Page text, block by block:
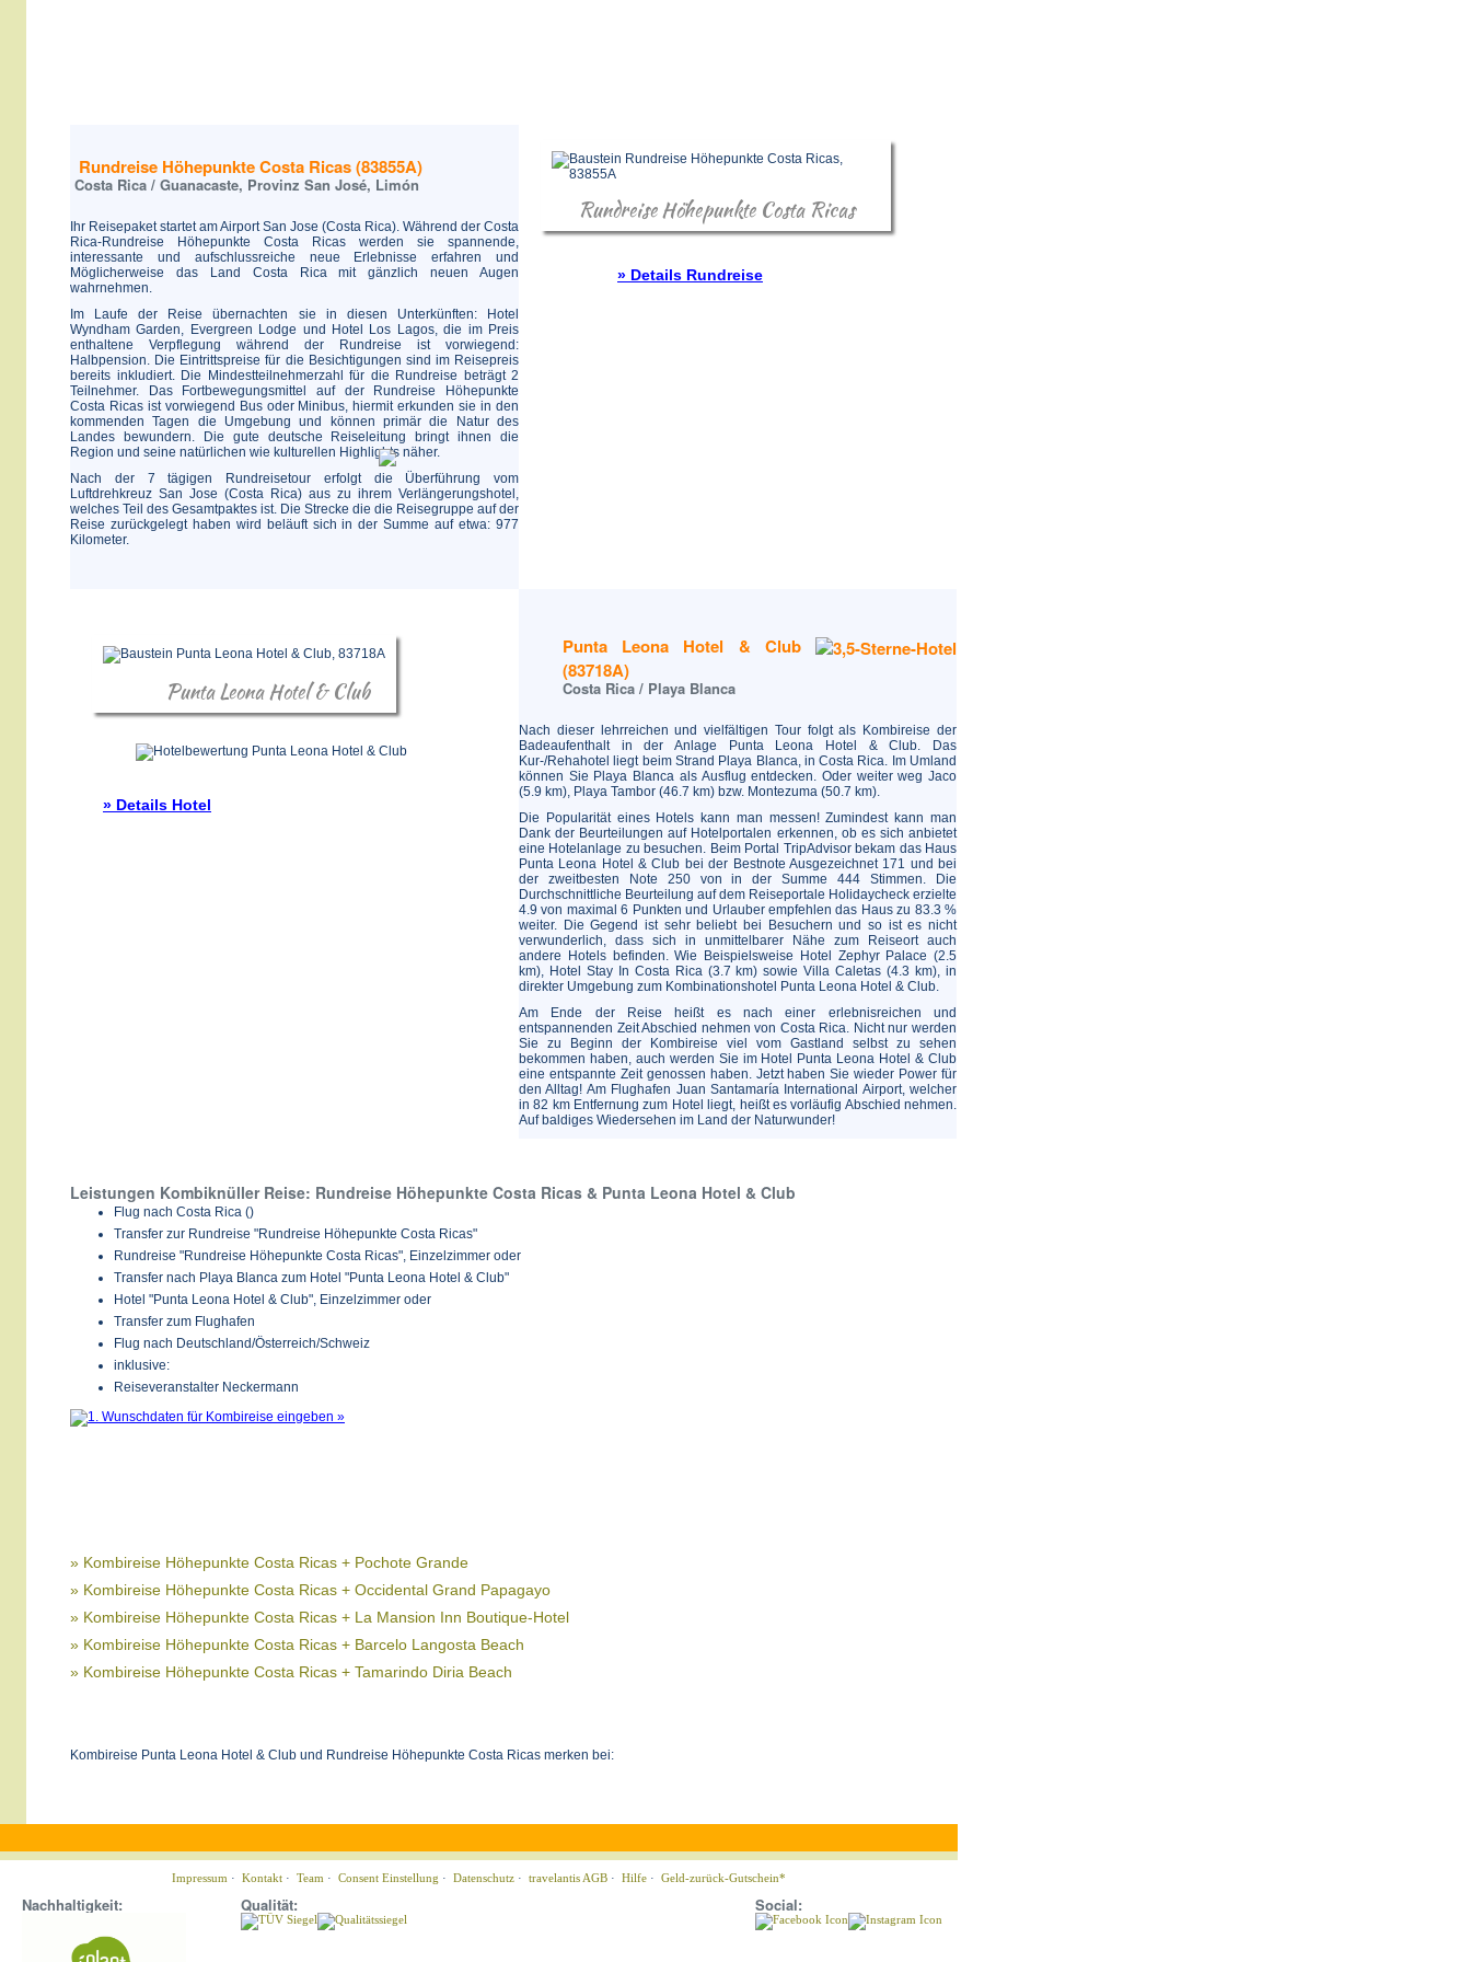
Rundreise Höhepunkte Costa Ricas (83855A)
Costa Rica / Guanacaste, Provinz San José, Limón
Ihr Reisepaket startet am Airport San Jose (Costa Rica). Während der Costa
Rica-Rundreise Höhepunkte Costa Ricas werden sie spannende,
interessante und aufschlussreiche neue Erlebnisse erfahren und
Möglicherweise das Land Costa Rica mit gänzlich neuen Augen
wahrnehmen.
Im Laufe der Reise übernachten sie in diesen Unterkünften: Hotel
Wyndham Garden, Evergreen Lodge und Hotel Los Lagos, die im Preis
enthaltene Verpflegung während der Rundreise ist vorwiegend:
Halbpension. Die Eintrittspreise für die Besichtigungen sind im Reisepreis
bereits inkludiert. Die Mindestteilnehmerzahl für die Rundreise beträgt 2
Teilnehmer. Das Fortbewegungsmittel auf der Rundreise Höhepunkte
Costa Ricas ist vorwiegend Bus oder Minibus, hiermit erkunden sie in den
kommenden Tagen die Umgebung und können primär die Natur des
Landes bewundern. Die gute deutsche Reiseleitung bringt ihnen die
Region und seine natürlichen wie kulturellen Highlights näher.
Nach der 7 tägigen Rundreisetour erfolgt die Überführung vom
Luftdrehkreuz San Jose (Costa Rica) aus zu ihrem Verlängerungshotel,
welches Teil des Gesamtpaktes ist. Die Strecke die die Reisegruppe auf der
Reise zurückgelegt haben wird beläuft sich in der Summe auf etwa: 977
Kilometer.
Rundreise Höhepunkte Costa Ricas
» Details Rundreise
Punta Leona Hotel & Club
» Details Hotel
Punta Leona Hotel & Club
(83718A)
Costa Rica / Playa Blanca
Nach dieser lehrreichen und vielfältigen Tour folgt als Kombireise der
Badeaufenthalt in der Anlage Punta Leona Hotel & Club. Das
Kur-/Rehahotel liegt beim Strand Playa Blanca, in Costa Rica. Im Umland
können Sie Playa Blanca als Ausflug entdecken. Oder weiter weg Jaco
(5.9 km), Playa Tambor (46.7 km) bzw. Montezuma (50.7 km).
Die Popularität eines Hotels kann man messen! Zumindest kann man
Dank der Beurteilungen auf Hotelportalen erkennen, ob es sich anbietet
eine Hotelanlage zu besuchen. Beim Portal TripAdvisor bekam das Haus
Punta Leona Hotel & Club bei der Bestnote Ausgezeichnet 171 und bei
der zweitbesten Note 250 von in der Summe 444 Stimmen. Die
Durchschnittliche Beurteilung auf dem Reiseportale Holidaycheck erzielte
4.9 von maximal 6 Punkten und Urlauber empfehlen das Haus zu 83.3 %
weiter. Die Gegend ist sehr beliebt bei Besuchern und so ist es nicht
verwunderlich, dass sich in unmittelbarer Nähe zum Reiseort auch
andere Hotels befinden. Wie Beispielsweise Hotel Zephyr Palace (2.5
km), Hotel Stay In Costa Rica (3.7 km) sowie Villa Caletas (4.3 km), in
direkter Umgebung zum Kombinationshotel Punta Leona Hotel & Club.
Am Ende der Reise heißt es nach einer erlebnisreichen und
entspannenden Zeit Abschied nehmen von Costa Rica. Nicht nur werden
Sie zu Beginn der Kombireise viel vom Gastland selbst zu sehen
bekommen haben, auch werden Sie im Hotel Punta Leona Hotel & Club
eine entspannte Zeit genossen haben. Jetzt haben Sie wieder Power für
den Alltag! Am Flughafen Juan Santamaría International Airport, welcher
in 82 km Entfernung zum Hotel liegt, heißt es vorläufig Abschied nehmen.
Auf baldiges Wiedersehen im Land der Naturwunder!
Leistungen Kombiknüller Reise: Rundreise Höhepunkte Costa Ricas & Punta Leona Hotel & Club
Flug nach Costa Rica ()
Transfer zur Rundreise "Rundreise Höhepunkte Costa Ricas"
Rundreise "Rundreise Höhepunkte Costa Ricas", Einzelzimmer oder
Transfer nach Playa Blanca zum Hotel "Punta Leona Hotel & Club"
Hotel "Punta Leona Hotel & Club", Einzelzimmer oder
Transfer zum Flughafen
Flug nach Deutschland/Österreich/Schweiz
inklusive:
Reiseveranstalter Neckermann
» Kombireise Höhepunkte Costa Ricas + Pochote Grande
» Kombireise Höhepunkte Costa Ricas + Occidental Grand Papagayo
» Kombireise Höhepunkte Costa Ricas + La Mansion Inn Boutique-Hotel
» Kombireise Höhepunkte Costa Ricas + Barcelo Langosta Beach
» Kombireise Höhepunkte Costa Ricas + Tamarindo Diria Beach
Kombireise Punta Leona Hotel & Club und Rundreise Höhepunkte Costa Ricas merken bei:
Impressum · Kontakt · Team · Consent Einstellung · Datenschutz · travelantis AGB · Hilfe · Geld-zurück-Gutschein*
Nachhaltigkeit: Qualität: Social: